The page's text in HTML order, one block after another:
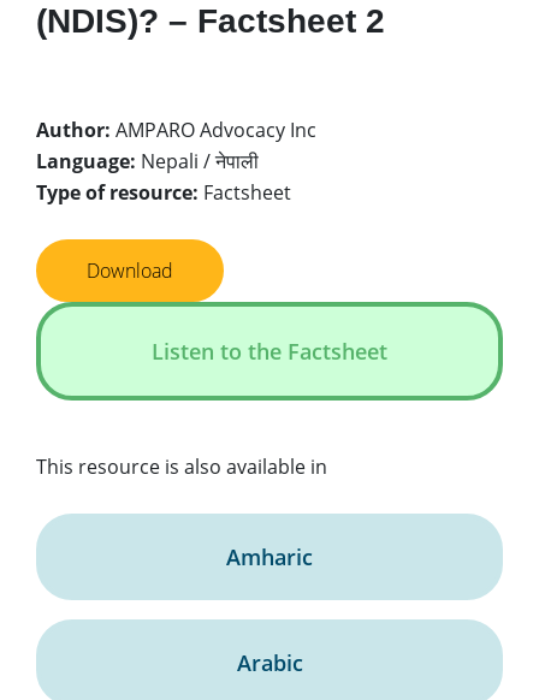
(NDIS)? – Factsheet 2
Author: AMPARO Advocacy Inc
Language: Nepali / नेपाली
Type of resource: Factsheet
Download
Listen to the Factsheet
This resource is also available in
Amharic
Arabic